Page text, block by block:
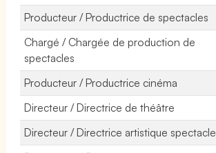
Producteur / Productrice de spectacles
Chargé / Chargée de production de
spectacles
Producteur / Productrice cinéma
Directeur / Directrice de théâtre
Directeur / Directrice artistique spectacle